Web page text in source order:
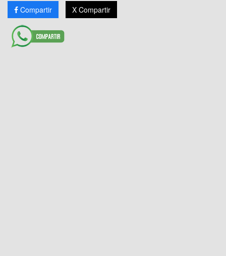
Compartir X Compartir